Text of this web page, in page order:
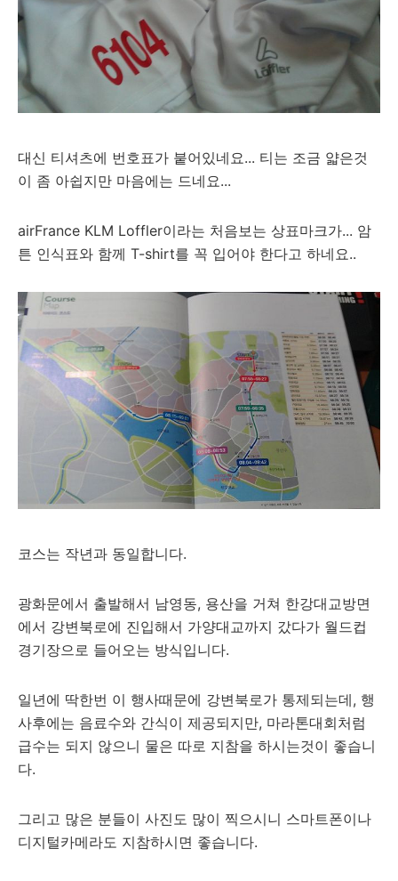
대신 티셔츠에 번호표가 붙어있네요... 티는 조금 얇은것
이 좀 아쉽지만 마음에는 드네요...
airFrance KLM Loffler이라는 처음보는 상표마크가... 암
튼 인식표와 함께 T-shirt를 꼭 입어야 한다고 하네요..
코스는 작년과 동일합니다.
광화문에서 출발해서 남영동, 용산을 거쳐 한강대교방면
에서 강변북로에 진입해서 가양대교까지 갔다가 월드컵
경기장으로 들어오는 방식입니다.
일년에 딱한번 이 행사때문에 강변북로가 통제되는데, 행
사후에는 음료수와 간식이 제공되지만, 마라톤대회처럼
급수는 되지 않으니 물은 따로 지참을 하시는것이 좋습니
다.
그리고 많은 분들이 사진도 많이 찍으시니 스마트폰이나
디지털카메라도 지참하시면 좋습니다.